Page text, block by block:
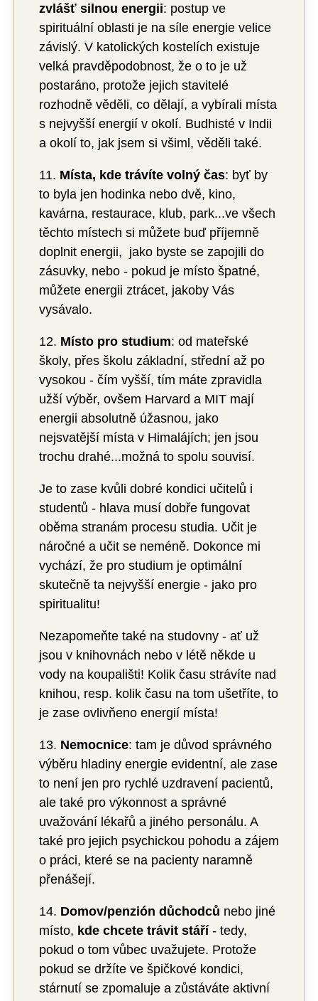
zvlášť silnou energii: postup ve
spirituální oblasti je na síle energie velice
závislý. V katolických kostelích existuje
velká pravděpodobnost, že o to je už
postaráno, protože jejich stavitelé
rozhodně věděli, co dělají, a vybírali místa
s nejvyšší energií v okolí. Budhisté v Indii
a okolí to, jak jsem si všiml, věděli také.
11. Místa, kde trávíte volný čas: byť by
to byla jen hodinka nebo dvě, kino,
kavárna, restaurace, klub, park...ve všech
těchto místech si můžete buď příjemně
doplnit energii, jako byste se zapojili do
zásuvky, nebo - pokud je místo špatné,
můžete energii ztrácet, jakoby Vás
vysávalo.
12. Místo pro studium: od mateřské
školy, přes školu základní, střední až po
vysokou - čím vyšší, tím máte zpravidla
užší výběr, ovšem Harvard a MIT mají
energii absolutně úžasnou, jako
nejsvatější místa v Himalájích; jen jsou
trochu drahé...možná to spolu souvisí.
Je to zase kvůli dobré kondici učitelů i
studentů - hlava musí dobře fungovat
oběma stranám procesu studia. Učit je
náročné a učit se neméně. Dokonce mi
vychází, že pro studium je optimální
skutečně ta nejvyšší energie - jako pro
spiritualitu!
Nezapomeňte také na studovny - ať už
jsou v knihovnách nebo v létě někde u
vody na koupališti! Kolik času strávíte nad
knihou, resp. kolik času na tom ušetříte, to
je zase ovlivňeno energií místa!
13. Nemocnice: tam je důvod správného
výběru hladiny energie evidentní, ale zase
to není jen pro rychlé uzdravení pacientů,
ale také pro výkonnost a správné
uvažování lékařů a jiného personálu. A
také pro jejich psychickou pohodu a zájem
o práci, které se na pacienty naramně
přenášejí.
14. Domov/penzión důchodců nebo jiné
místo, kde chcete trávit stáří- tedy,
pokud o tom vůbec uvažujete. Protože
pokud se držíte ve špičkové kondici,
stárnutí se zpomaluje a zůstáváte aktivní